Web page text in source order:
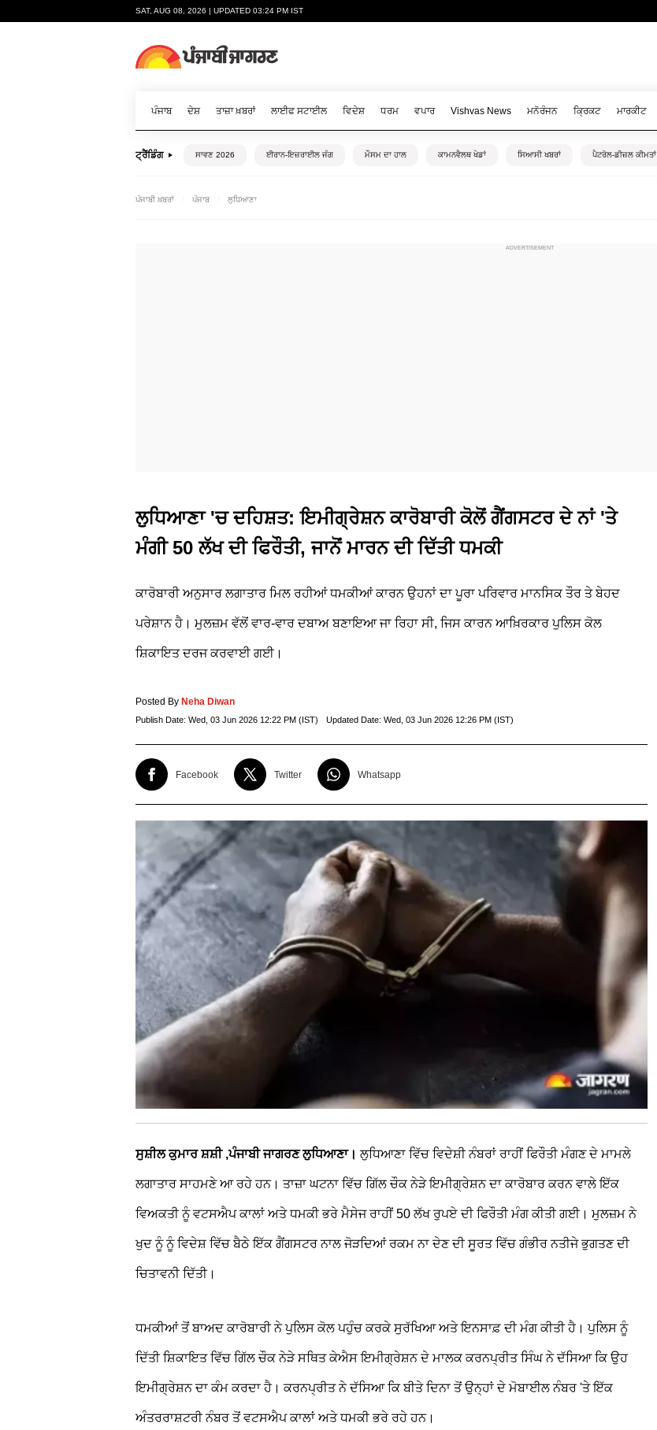
SAT, AUG 08, 2026 | UPDATED 03:24 PM IST
ਪੰਜਾਬ ਦੇਸ਼ ਤਾਜ਼ਾ ਖ਼ਬਰਾਂ ਲਾਈਫ ਸਟਾਈਲ ਵਿਦੇਸ਼ ਧਰਮ ਵਪਾਰ Vishvas News ਮਨੋਰੰਜਨ ਕ੍ਰਿਕਟ ਮਾਰਕੀਟ
ਟ੍ਰੈਂਡਿੰਗ ਸਾਵਣ 2026 ਈਰਾਨ-ਇਜ਼ਰਾਈਲ ਜੰਗ ਮੌਸਮ ਦਾ ਹਾਲ ਕਾਮਨਵੈਲਥ ਖੇਡਾਂ ਸਿਆਸੀ ਖਬਰਾਂ ਪੈਟਰੋਲ-ਡੀਜ਼ਲ ਕੀਮਤਾਂ
ਪੰਜਾਬੀ ਖ਼ਬਰਾਂ ਪੰਜਾਬ ਲੁਧਿਆਣਾ
ਲੁਧਿਆਣਾ 'ਚ ਦਹਿਸ਼ਤ: ਇਮੀਗ੍ਰੇਸ਼ਨ ਕਾਰੋਬਾਰੀ ਕੋਲੋਂ ਗੈਂਗਸਟਰ ਦੇ ਨਾਂ 'ਤੇ
ਮੰਗੀ 50 ਲੱਖ ਦੀ ਫਿਰੌਤੀ, ਜਾਨੋਂ ਮਾਰਨ ਦੀ ਦਿੱਤੀ ਧਮਕੀ
ਕਾਰੋਬਾਰੀ ਅਨੁਸਾਰ ਲਗਾਤਾਰ ਮਿਲ ਰਹੀਆਂ ਧਮਕੀਆਂ ਕਾਰਨ ਉਹਨਾਂ ਦਾ ਪੂਰਾ ਪਰਿਵਾਰ ਮਾਨਸਿਕ ਤੌਰ ਤੇ ਬੇਹਦ
ਪਰੇਸ਼ਾਨ ਹੈ। ਮੁਲਜ਼ਮ ਵੱਲੋਂ ਵਾਰ-ਵਾਰ ਦਬਾਅ ਬਣਾਇਆ ਜਾ ਰਿਹਾ ਸੀ, ਜਿਸ ਕਾਰਨ ਆਖ਼ਿਰਕਾਰ ਪੁਲਿਸ ਕੋਲ
ਸ਼ਿਕਾਇਤ ਦਰਜ ਕਰਵਾਈ ਗਈ।
Posted By Neha Diwan
Publish Date: Wed, 03 Jun 2026 12:22 PM (IST) Updated Date: Wed, 03 Jun 2026 12:26 PM (IST)
Facebook Twitter Whatsapp
ਸੁਸ਼ੀਲ ਕੁਮਾਰ ਸ਼ਸ਼ੀ ,ਪੰਜਾਬੀ ਜਾਗਰਣ ਲੁਧਿਆਣਾ।ਲੁਧਿਆਣਾ ਵਿੱਚ ਵਿਦੇਸ਼ੀ ਨੰਬਰਾਂ ਰਾਹੀਂ ਫਿਰੌਤੀ ਮੰਗਣ ਦੇ ਮਾਮਲੇ
ਲਗਾਤਾਰ ਸਾਹਮਣੇ ਆ ਰਹੇ ਹਨ। ਤਾਜ਼ਾ ਘਟਨਾ ਵਿੱਚ ਗਿੱਲ ਚੌਕ ਨੇੜੇ ਇਮੀਗ੍ਰੇਸ਼ਨ ਦਾ ਕਾਰੋਬਾਰ ਕਰਨ ਵਾਲੇ ਇੱਕ
ਵਿਅਕਤੀ ਨੂੰ ਵਟਸਐਪ ਕਾਲਾਂ ਅਤੇ ਧਮਕੀ ਭਰੇ ਮੈਸੇਜ ਰਾਹੀਂ 50 ਲੱਖ ਰੁਪਏ ਦੀ ਫਿਰੌਤੀ ਮੰਗ ਕੀਤੀ ਗਈ। ਮੁਲਜ਼ਮ ਨੇ
ਖੁਦ ਨੂੰ ਨੂੰ ਵਿਦੇਸ਼ ਵਿੱਚ ਬੈਠੇ ਇੱਕ ਗੈਂਗਸਟਰ ਨਾਲ ਜੋੜਦਿਆਂ ਰਕਮ ਨਾ ਦੇਣ ਦੀ ਸੂਰਤ ਵਿੱਚ ਗੰਭੀਰ ਨਤੀਜੇ ਭੁਗਤਣ ਦੀ
ਚਿਤਾਵਨੀ ਦਿੱਤੀ।
ਧਮਕੀਆਂ ਤੋਂ ਬਾਅਦ ਕਾਰੋਬਾਰੀ ਨੇ ਪੁਲਿਸ ਕੋਲ ਪਹੁੰਚ ਕਰਕੇ ਸੁਰੱਖਿਆ ਅਤੇ ਇਨਸਾਫ਼ ਦੀ ਮੰਗ ਕੀਤੀ ਹੈ। ਪੁਲਿਸ ਨੂੰ
ਦਿੱਤੀ ਸ਼ਿਕਾਇਤ ਵਿੱਚ ਗਿੱਲ ਚੌਕ ਨੇੜੇ ਸਥਿਤ ਕੇਐਸ ਇਮੀਗ੍ਰੇਸ਼ਨ ਦੇ ਮਾਲਕ ਕਰਨਪ੍ਰੀਤ ਸਿੰਘ ਨੇ ਦੱਸਿਆ ਕਿ ਉਹ
ਇਮੀਗ੍ਰੇਸ਼ਨ ਦਾ ਕੰਮ ਕਰਦਾ ਹੈ। ਕਰਨਪ੍ਰੀਤ ਨੇ ਦੱਸਿਆ ਕਿ ਬੀਤੇ ਦਿਨਾ ਤੋਂ ਉਨ੍ਹਾਂ ਦੇ ਮੋਬਾਈਲ ਨੰਬਰ 'ਤੇ ਇੱਕ
ਅੰਤਰਰਾਸ਼ਟਰੀ ਨੰਬਰ ਤੋਂ ਵਟਸਐਪ ਕਾਲਾਂ ਅਤੇ ਧਮਕੀ ਭਰੇ ਰਹੇ ਹਨ।